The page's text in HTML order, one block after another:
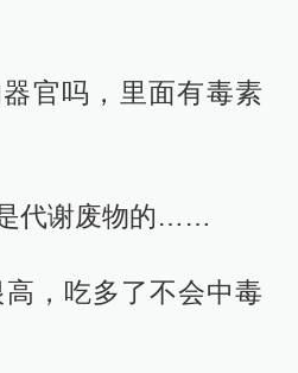
官吗，里面有毒素
代谢废物的……
，吃多了不会中毒